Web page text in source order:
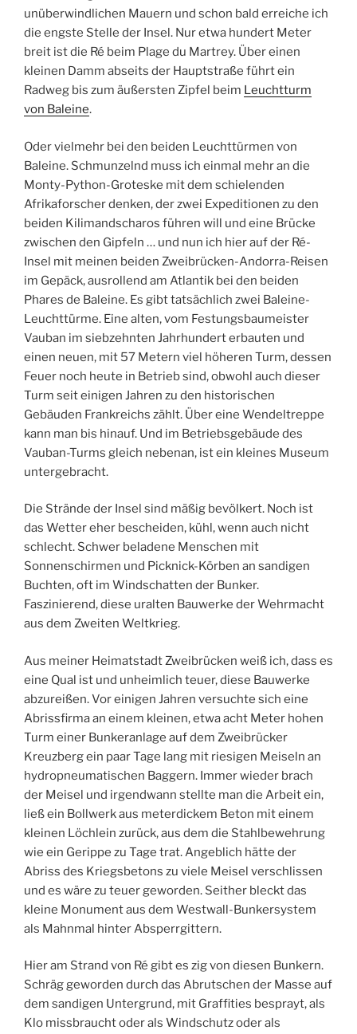
unüberwindlichen Mauern und schon bald erreiche ich
die engste Stelle der Insel. Nur etwa hundert Meter
breit ist die Ré beim Plage du Martrey. Über einen
kleinen Damm abseits der Hauptstraße führt ein
Radweg bis zum äußersten Zipfel beim Leuchtturm
von Baleine.
Oder vielmehr bei den beiden Leuchttürmen von
Baleine. Schmunzelnd muss ich einmal mehr an die
Monty-Python-Groteske mit dem schielenden
Afrikaforscher denken, der zwei Expeditionen zu den
beiden Kilimandscharos führen will und eine Brücke
zwischen den Gipfeln … und nun ich hier auf der Ré-
Insel mit meinen beiden Zweibrücken-Andorra-Reisen
im Gepäck, ausrollend am Atlantik bei den beiden
Phares de Baleine. Es gibt tatsächlich zwei Baleine-
Leuchttürme. Eine alten, vom Festungsbaumeister
Vauban im siebzehnten Jahrhundert erbauten und
einen neuen, mit 57 Metern viel höheren Turm, dessen
Feuer noch heute in Betrieb sind, obwohl auch dieser
Turm seit einigen Jahren zu den historischen
Gebäuden Frankreichs zählt. Über eine Wendeltreppe
kann man bis hinauf. Und im Betriebsgebäude des
Vauban-Turms gleich nebenan, ist ein kleines Museum
untergebracht.
Die Strände der Insel sind mäßig bevölkert. Noch ist
das Wetter eher bescheiden, kühl, wenn auch nicht
schlecht. Schwer beladene Menschen mit
Sonnenschirmen und Picknick-Körben an sandigen
Buchten, oft im Windschatten der Bunker.
Faszinierend, diese uralten Bauwerke der Wehrmacht
aus dem Zweiten Weltkrieg.
Aus meiner Heimatstadt Zweibrücken weiß ich, dass es
eine Qual ist und unheimlich teuer, diese Bauwerke
abzureißen. Vor einigen Jahren versuchte sich eine
Abrissfirma an einem kleinen, etwa acht Meter hohen
Turm einer Bunkeranlage auf dem Zweibrücker
Kreuzberg ein paar Tage lang mit riesigen Meiseln an
hydropneumatischen Baggern. Immer wieder brach
der Meisel und irgendwann stellte man die Arbeit ein,
ließ ein Bollwerk aus meterdickem Beton mit einem
kleinen Löchlein zurück, aus dem die Stahlbewehrung
wie ein Gerippe zu Tage trat. Angeblich hätte der
Abriss des Kriegsbetons zu viele Meisel verschlissen
und es wäre zu teuer geworden. Seither bleckt das
kleine Monument aus dem Westwall-Bunkersystem
als Mahnmal hinter Absperrgittern.
Hier am Strand von Ré gibt es zig von diesen Bunkern.
Schräg geworden durch das Abrutschen der Masse auf
dem sandigen Untergrund, mit Graffities besprayt, als
Klo missbraucht oder als Windschutz oder als